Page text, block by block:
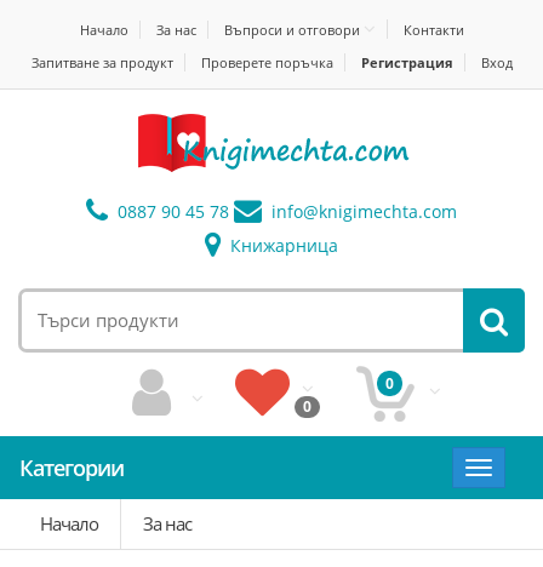
Начало За нас Въпроси и отговори
Контакти
Запитване за продукт
Проверете поръчка Регистрация Вход
0887 90 45 78 info@knigimechta.com
Книжарница
0
0
Категории
Toggle
Начало
За нас